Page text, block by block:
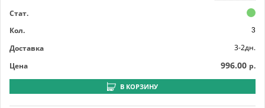
Стат.
Кол.
3
Доставка
3-2дн.
Цена
996.00 р.
В КОРЗИНУ